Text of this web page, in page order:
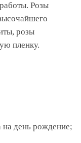
Розы
розы
пленку.
на день рождение;